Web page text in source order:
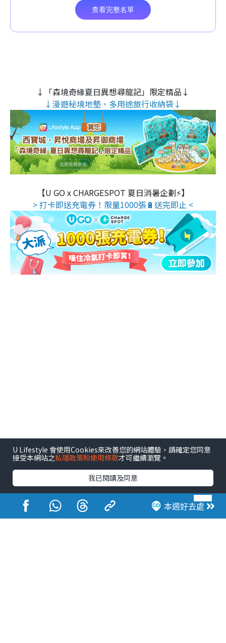
↓「森境奇緣夏日異想尋龍記」限定精品↓
↓漫遊秘境地墊、多用途旅行收納袋↓
【U GO x CHARGESPOT 夏日消暑企劃⚡】
> 打卡即送充電券！限量1000張🔋送完即止 <
本週好去處
U Lifestyle 會使用Cookies來改善您的網站體驗，請確定您同意
接受本網站之私隱政策和使用條款才可繼續瀏覽。
我已閱讀及同意